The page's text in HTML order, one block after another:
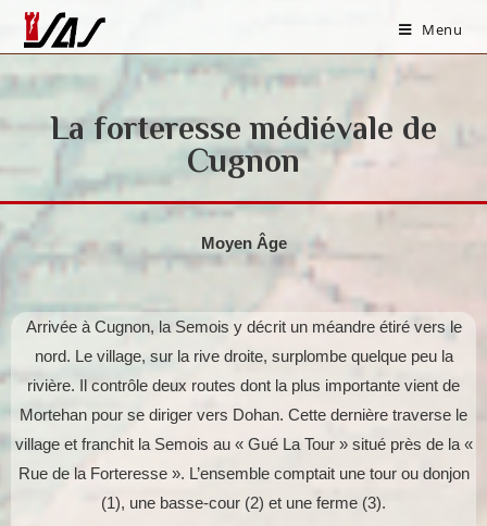
Menu
La forteresse médiévale de
Cugnon
Moyen Âge
Arrivée à Cugnon, la Semois y décrit un méandre étiré vers le
nord. Le village, sur la rive droite, surplombe quelque peu la
rivière. Il contrôle deux routes dont la plus importante vient de
Mortehan pour se diriger vers Dohan. Cette dernière traverse le
village et franchit la Semois au « Gué La Tour » situé près de la «
Rue de la Forteresse ». L’ensemble comptait une tour ou donjon
(1), une basse-cour (2) et une ferme (3).